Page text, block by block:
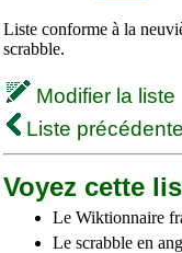
Liste conforme à la
scrabble.
Modifier la liste
Liste précédente
Voyez cette
Le Wiktionnaire
Le scrabble en